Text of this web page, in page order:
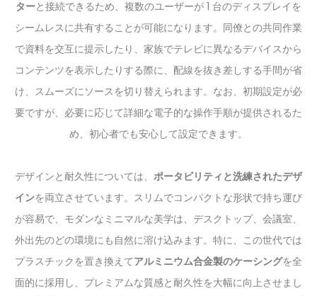
ターと接続できるため、複数のユーザーが 1 台のディスプレイを
シームレスに共有することが可能になります。同僚との共同作業
で資料を交互に提示したり、家族でテレビに異なるデバイスから
コンテンツを表示したりする際に、配線を抜き差しする手間が省
け、スムーズにソースを切り替えられます。なお、初期設定が必
要ですが、必要に応じて詳細な電子的な操作手順が提供されるた
め、初心者でも安心して設定できます。
デザインと耐久性については、 ポータビリティと洗練されたデザ
インを両立させています。スリムでコンパクトな形状で持ち運び
が容易で、モダンなミニマルな美学は、デスクトップ、会議室、
外出先のどの環境にも自然に溶け込みます。特に、この世代では
プラスチックを置き換えてアルミニウム合金製のケーシングを全
面的に採用し、プレミアムな質感と耐久性を大幅に向上させまし